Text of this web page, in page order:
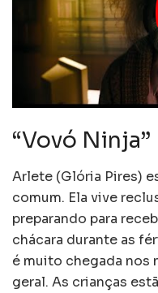
“Vovó Ninja”
Arlete (Glória Pires)
comum. Ela vive
preparando para
chácara durante as
é muito chegada nos
geral. As crianças